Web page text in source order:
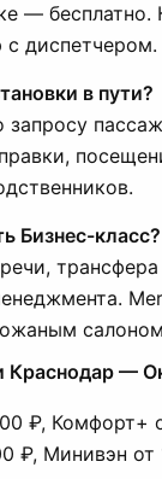
—
с диспетчером.
в пути?
запросу
Бизнес-класс?
трансфера
Краснодар —
₽, Комфорт+
₽, Минивэн от